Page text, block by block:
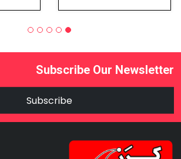
Subscribe Our Newsletter
Subscribe